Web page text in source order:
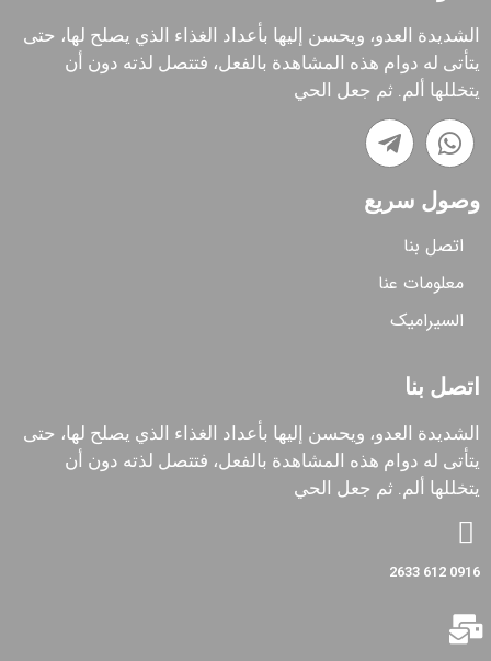
الشديدة العدو، ويحسن إليها بأعداد الغذاء الذي يصلح لها، حتى
يتأتى له دوام هذه المشاهدة بالفعل، فتتصل لذته دون أن
يتخللها ألم. ثم جعل الحي
وصول سريع
اتصل بنا
معلومات عنا
السیرامیک
اتصل بنا
الشديدة العدو، ويحسن إليها بأعداد الغذاء الذي يصلح لها، حتى
يتأتى له دوام هذه المشاهدة بالفعل، فتتصل لذته دون أن
يتخللها ألم. ثم جعل الحي
0916 612 2633